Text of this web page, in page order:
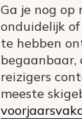
Ga je nog op
onduidelijk
te hebben
begaanbaar,
reizigers
meeste